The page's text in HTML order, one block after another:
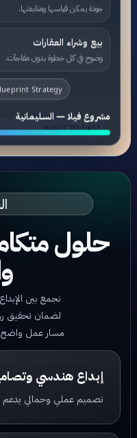
جودة يمكن قياسها ومتابعتها.
بيع وشراء العقارات
وضوح في كل خطوة بدون مفاجآت.
Strategy
مشروع فيلا — السليمانية
BUILT TO LAST
حلول
نجمع بين
لضمان تحقيق
مسار عمل واضح
إبداع هندسي
تصميم عملي وجمالي يدعم